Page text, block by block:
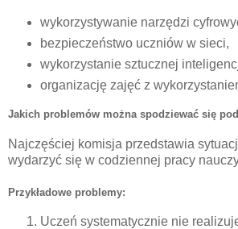
wykorzystywanie narzędzi
bezpieczeństwo uczniów w sieci,
wykorzystanie sztucznej
organizację zajęć z
Jakich problemów można spodziewać się
Najczęściej komisja przedstawia
wydarzyć się w codziennej pracy
Przykładowe problemy:
Uczeń systematycznie nie